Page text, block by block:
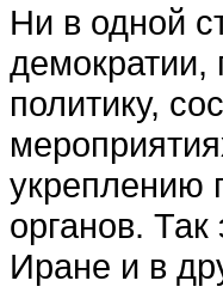
Ни в одной
демократии,
поли­тику,
укрепле­нию
органов.
Иране и в